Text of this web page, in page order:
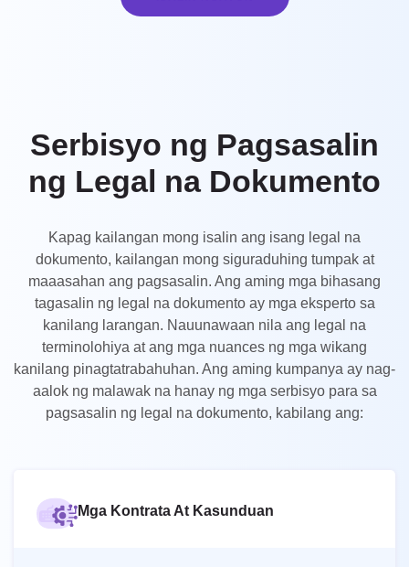
JA
KO
ID
FI
Serbisyo ng Pagsasalin
ng Legal na Dokumento
Kapag kailangan mong isalin ang isang legal na
dokumento, kailangan mong siguraduhing tumpak at
maaasahan ang pagsasalin. Ang aming mga bihasang
tagasalin ng legal na dokumento ay mga eksperto sa
kanilang larangan. Nauunawaan nila ang legal na
terminolohiya at ang mga nuances ng mga wikang
kanilang pinagtatrabahuhan. Ang aming kumpanya ay nag-
aalok ng malawak na hanay ng mga serbisyo para sa
pagsasalin ng legal na dokumento, kabilang ang:
Mga Kontrata At Kasunduan